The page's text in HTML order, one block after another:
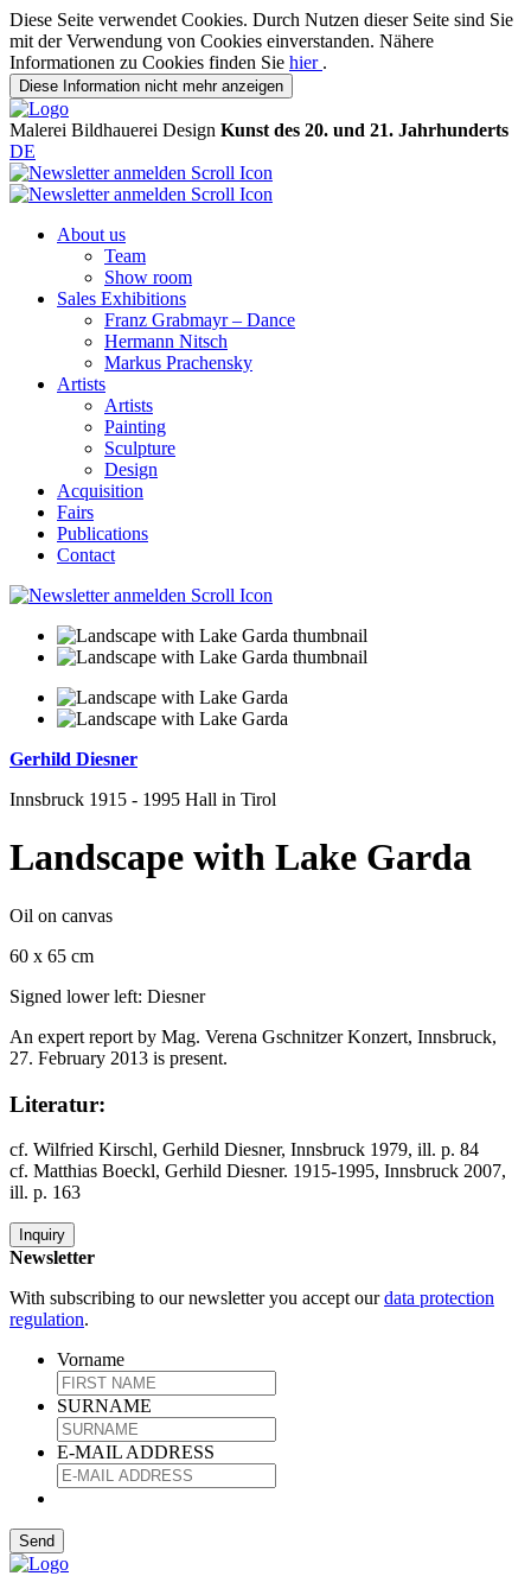
Diese Seite verwendet Cookies. Durch Nutzen dieser Seite sind Sie
mit der Verwendung von Cookies einverstanden. Nähere
Informationen zu Cookies finden Sie hier .
Diese Information nicht mehr anzeigen
Malerei Bildhauerei Design Kunst des 20. und 21. Jahrhunderts
DE
About us
Team
Show room
Sales Exhibitions
Franz Grabmayr – Dance
Hermann Nitsch
Markus Prachensky
Artists
Artists
Painting
Sculpture
Design
Acquisition
Fairs
Publications
Contact
Gerhild Diesner
Innsbruck 1915 - 1995 Hall in Tirol
Landscape with Lake Garda
Oil on canvas
60 x 65 cm
Signed lower left: Diesner
An expert report by Mag. Verena Gschnitzer Konzert, Innsbruck,
27. February 2013 is present.
Literatur:
cf. Wilfried Kirschl, Gerhild Diesner, Innsbruck 1979, ill. p. 84
cf. Matthias Boeckl, Gerhild Diesner. 1915-1995, Innsbruck 2007,
ill. p. 163
Inquiry
Newsletter
With subscribing to our newsletter you accept ourdata protection
regulation.
Vorname
SURNAME
E-MAIL ADDRESS